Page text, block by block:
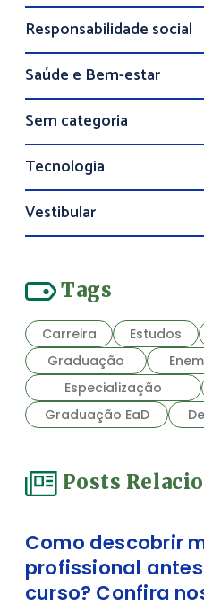
Responsabilidade social
Saúde e Bem-estar
Sem categoria
Tecnologia
Vestibular
Tags
Carreira Estudos
Graduação
Enem
Especialização
Graduação EaD
Posts
Como descobrir
profissional
curso? Confira